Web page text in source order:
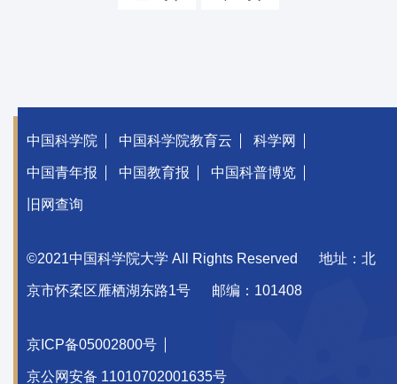
中国科学院 中国科学院教育云 科学网
中国青年报 中国教育报 中国科普博览
旧网查询
©2021中国科学院大学 All Rights Reserved 地址：北
京市怀柔区雁栖湖东路1号 邮编：101408
京ICP备05002800号
京公网安备 11010702001635号